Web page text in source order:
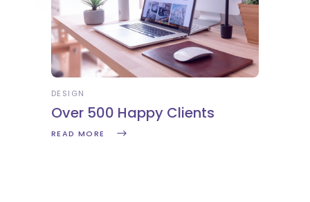
DESIGN
Over 500 Happy Clients
READ MORE